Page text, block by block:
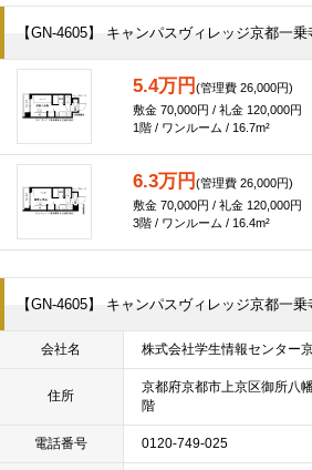
【GN-4605】 キャンパスヴィレッジ京都一
5.4万円 (管理費 26,000円)
敷金 70,000円 / 礼金 120,000円
1階 / ワンルーム / 16.7m²
6.3万円 (管理費 26,000円)
敷金 70,000円 / 礼金 120,000円
3階 / ワンルーム / 16.4m²
【GN-4605】 キャンパスヴィレッジ京都一
会社名 株式会社学生情報センター
住所
京都府京都市上京区御所八
階
電話番号 0120-749-025